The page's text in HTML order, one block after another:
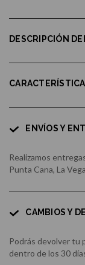
DESCRIPCIÓN
ENVÍOS Y
Realizamos
Punta Cana, La
CAMBIOS Y
Podrás devolver tu
dentro de los 30